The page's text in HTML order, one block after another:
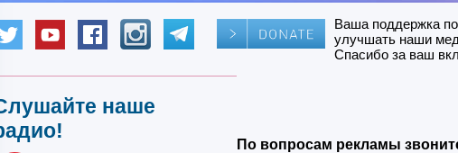
Ваша поддержка
улучшать наши
Спасибо за ваш
наше
По вопросам рекламы